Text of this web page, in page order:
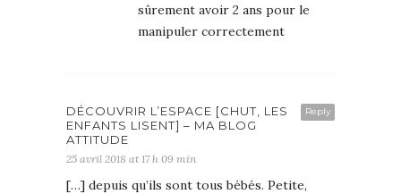
sûrement avoir 2 ans pour le
manipuler correctement
Reply
DÉCOUVRIR L’ESPACE [CHUT, LES
ENFANTS LISENT] – MA BLOG
ATTITUDE
25 avril 2018 at 17 h 09 min
[…] depuis qu’ils sont tous bébés. Petite,